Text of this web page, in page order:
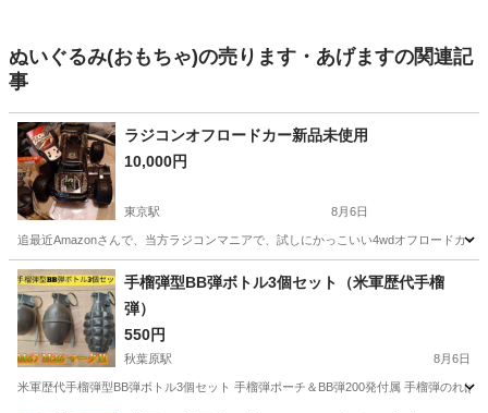
ぬいぐるみ(おもちゃ)の売ります・あげますの関連記
事
ラジコンオフロードカー新品未使用
10,000円
東京駅 8月6日
追最近Amazonさんで、当方ラジコンマニアで、試しにかっこいい4wdオフロードカ
東京 中央区 東京駅 ラジコン タミヤ
手榴弾型BB弾ボトル3個セット（米軍歴代手榴
弾）
550円
秋葉原駅 8月6日
米軍歴代手榴弾型BB弾ボトル3個セット 手榴弾ポーチ＆BB弾200発付属 手榴弾のれ